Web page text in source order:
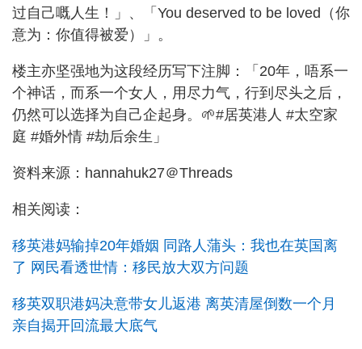
过自己嘅人生！」、「You deserved to be loved（你
意为：你值得被爱）」。
楼主亦坚强地为这段经历写下注脚：「20年，唔系一
个神话，而系一个女人，用尽力气，行到尽头之后，
仍然可以选择为自己企起身。🌱#居英港人 #太空家
庭 #婚外情 #劫后余生」
资料来源：hannahuk27＠Threads
相关阅读：
移英港妈输掉20年婚姻 同路人蒲头：我也在英国离
了 网民看透世情：移民放大双方问题
移英双职港妈决意带女儿返港 离英清屋倒数一个月
亲自揭开回流最大底气